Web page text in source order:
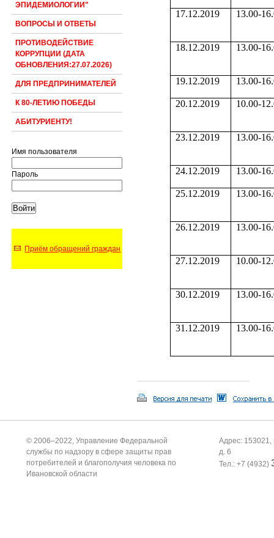
ЭПИДЕМИОЛОГИИ"
ВОПРОСЫ И ОТВЕТЫ
ПРОТИВОДЕЙСТВИЕ
КОРРУПЦИИ (ДАТА
ОБНОВЛЕНИЯ:27.07.2026)
ДЛЯ ПРЕДПРИНИМАТЕЛЕЙ
К 80-ЛЕТИЮ ПОБЕДЫ
АБИТУРИЕНТУ!
Имя пользователя
Пароль
Приём обращений граждан
17.12.2019 13.00-
18.12.2019 13.00-
19.12.2019 13.00-
20.12.2019 10.00-
23.12.2019 13.00-
24.12.2019 13.00-
25.12.2019 13.00-
26.12.2019 13.00-
27.12.2019 10.00-
30.12.2019 13.00-
31.12.2019 13.00-
© 2006–2022, Управление Федеральной
службы по надзору в сфере защиты прав
потребителей и благополучия человека по
Ивановской области
Адрес: 153021,
д. 6
Тел.: +7 (4932)